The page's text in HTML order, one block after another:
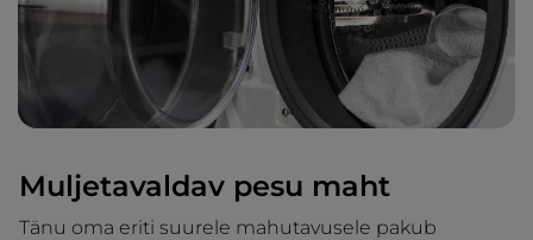
Muljetavaldav pesu maht
Tänu oma eriti suurele mahutavusele pakub